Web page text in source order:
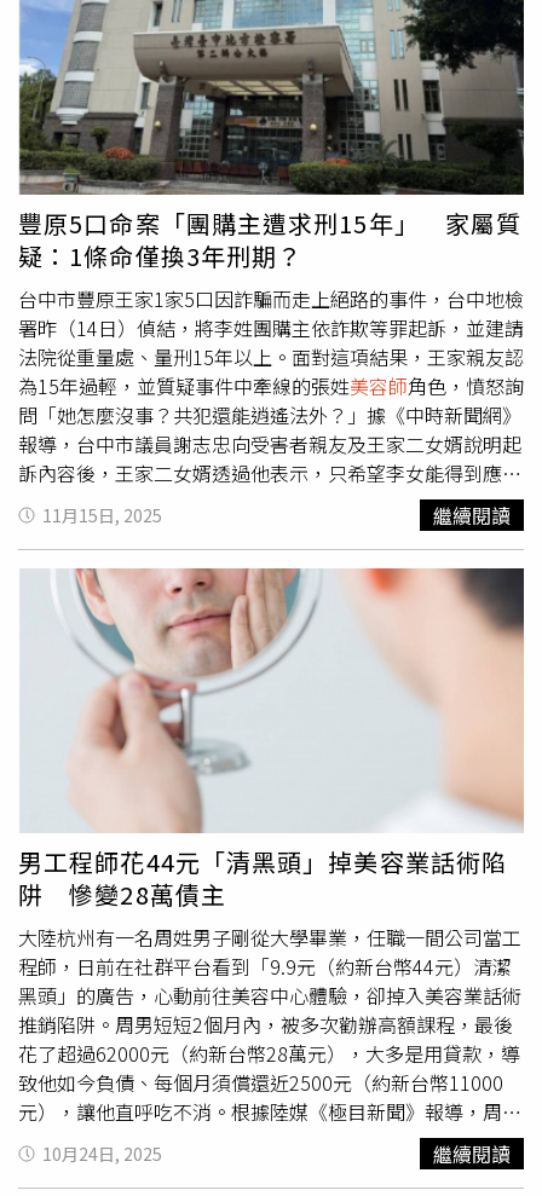
萄籽油，比例刻意貼近肌膚天然皮脂結構，使水分與脂質能
同時被肌膚理解與吸收，避免只補水卻不穩定的狀態。
Josh Rosebrook月見草保濕噴霧100ml/1,580元。（圖／
品牌提供）除了可單獨使用於潔顏或煥膚後，快速為肌膚降
躁補水，月見草保濕噴霧更被設計成能與精華、精華油或乳
霜混合使用。只需在掌心將噴霧與乳霜混勻，即可明顯降低
厚重感，讓原本滋潤型產品轉化為清爽、好推、吸收更快的
質地，特別適合台灣潮濕氣候、混合肌或換季時期使用，也
讓保養能依當下肌膚狀態自由調整。其他明星品項同樣圍繞
穩定與結構修護展開，包括溫和代謝老廢角質的木槿花酸煥
膚露、以仿生膠原支撐彈潤的膠原彈力精華，以及兼具屏障
修護與細緻觸感的多肽精華霜。Josh Rosebrook木槿花酸
煥膚露100ml/1,680元，Josh Rosebrook膠原彈力精華
30ml/4,380元，Josh Rosebrook多肽精華霜22ml/2,480
元。（圖／品牌提供）ROOTON韓國頂級女性養護品牌正
式進駐台北101來自韓國的頂級女性養護品牌ROOTON，以
專為女性訂製的高級養護美學為核心，2026年1月正式進駐
指標性國際地標台北101，宣告品牌在台灣高端養護市場的
重要里程碑。全新櫃位以「沐光寓所」為概念，融合希臘神
殿建築語彙與金色光影層次，打造可安心體驗、從容選擇的
感官殿堂。（圖／品牌提供）101專屬組合「完善奇蹟組」
新登場針對女性常見的頭皮敏感、髮根扁塌與髮絲乾澀受損
困擾，ROOTON於101專櫃推出限定「完善奇蹟組」，以
「從頭皮開始完整修護」為核心，整合品牌經典《甦活植萃
系列》與明星精華「奇蹟復甦精萃綠瓶」，打造可於日常實
踐的居家沙龍級養護方案。開幕月凡選購「完善奇蹟組」，
即加碼贈送甦活洗髮精60ml、甦活護髮素60ml、甦活養髮
梳與品牌束口袋，由內而外感受頭皮甦活的奇蹟時刻。
ROOTON101限定完善奇蹟組。（圖／品牌提供）同步推出
多重開幕滿額回饋與會員限定禮遇，並規劃幸運餅乾與線上
塔羅占卜體驗，將年度能量起點化為可被感受的養護儀式。
約30多歲。目擊者補充，嫌犯身高約175公分、體型瘦削，
當時穿著全黑裝扮，包括黑色鴨舌帽、黑色夾克與黑色長
褲，並背著黑色後背包。刺傷後，他立即逃離現場，目前行
蹤不明。警方已將這起案件依殺人未遂罪立案偵辦，正透過
調閱監視器、擴大沿路搜尋及採集目擊者資訊等方法，全力
追緝在逃嫌犯。由於被害人曾指出行兇者為熟客，警方也同
步調查兩人之間的接觸背景，以釐清動機是否涉及跟蹤或預
謀性攻擊。目前並無證據顯示此次襲擊與其他連續案件有
關。警方同時呼籲曾在事發時間或附近目擊可疑人物的人
士，盡快向警方提供線索，以加速拘捕嫌犯。當地治安單位
已加強周邊巡邏，希望能在第一時間掌握嫌犯動向並防止類
似暴力事件再度發生。被害女子目前仍在醫院接受治療，尚
未公布進一步傷勢細節。東京新宿區高田馬場發生街頭刺傷
案，30多歲女子遭疑似中國籍男子持刀攻擊，警方正全力追
緝嫌犯。（圖／翻攝自X，@Yomiuri_Online）
豐原5口命案「團購主遭求刑15年」 家屬質
疑：1條命僅換3年刑期？
台中市豐原王家1家5口因詐騙而走上絕路的事件，台中地檢
署昨（14日）偵結，將李姓團購主依詐欺等罪起訴，並建請
法院從重量處、量刑15年以上。面對這項結果，王家親友認
為15年過輕，並質疑事件中牽線的張姓美容師角色，憤怒詢
問「她怎麼沒事？共犯還能逍遙法外？」據《中時新聞網》
報導，台中市議員謝志忠向受害者親友及王家二女婿說明起
訴內容後，王家二女婿透過他表示，只希望李女能得到應有
的懲罰。然而，王家親友表示難以接受，認為15年的求刑無
法反映家屬的痛苦。他們感嘆不知法律究竟能提供什麼保
障，覺得詐騙之所以橫行，是因台灣人太善良、太容易相信
人，並呼籲應修法提高詐欺刑責，避免再有人因類似事件失
去生命。謝志忠同時指出，案發後王家大女兒曾多次被張姓
美容師透過LINE聯繫。該 美容師向王家人施壓，質疑借款
怎可能不用還、不需利息，甚至表示台灣這麼小，「如果不
處理，你們要躲去哪？」這些話讓王家在面對李女壓迫下，
曾一度考慮是否要抵押房子。謝志忠因此認為，李女主導詐
騙，而張女負責催促施壓，2人難道不是合作關係、甚至共
犯結構？對此，王家親友再次質疑為何張女沒有受到處理，
表示不解共犯是否仍能逍遙。根據檢方起訴內容，張女在詐
欺案中仍在偵辦中。王家大姊的好友則說，1條命若僅換來3
年刑期如此不成比例，王家5口中還有3人未度過一半的人
生，面對這起詐欺案已不抱太多期待。
11月15日, 2025 繼續閱讀
男工程師花44元「清黑頭」掉美容業話術陷
阱 慘變28萬債主
大陸杭州有一名周姓男子剛從大學畢業，任職一間公司當工
程師，日前在社群平台看到「9.9元（約新台幣44元）清潔
黑頭」的廣告，心動前往美容中心體驗，卻掉入美容業話術
推銷陷阱。周男短短2個月內，被多次勸辦高額課程，最後
花了超過62000元（約新台幣28萬元），大多是用貸款，導
致他如今負債、每個月須償還近2500元（約新台幣11000
元），讓他直呼吃不消。根據陸媒《極目新聞》報導，周男
大學畢業後在杭州任職於一間公司擔任工程師，今年6月他
刷短影音時，看見「白博士面部皮膚管理中心」推出9.9元
10月24日, 2025 繼續閱讀